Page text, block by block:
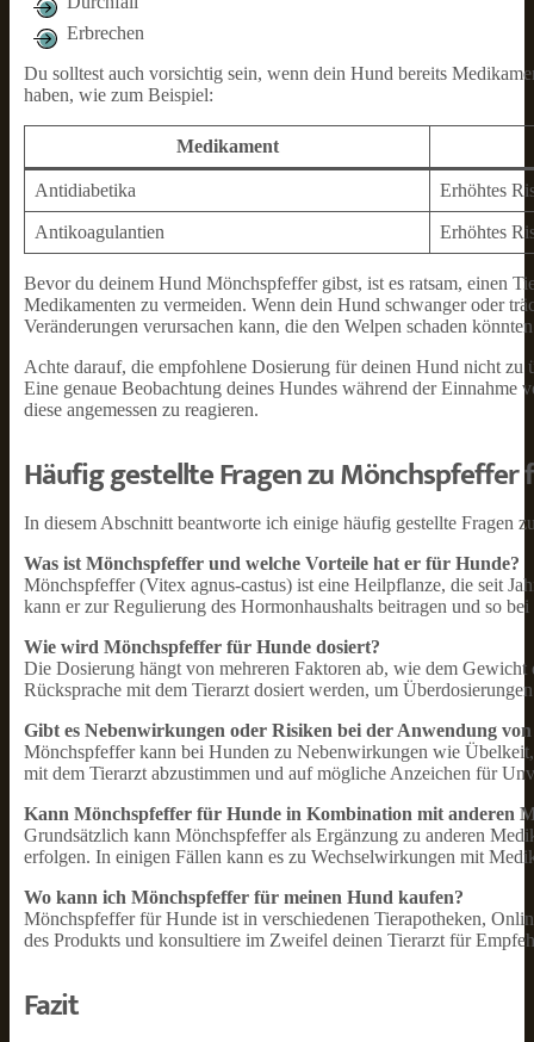
Erbrechen
Du solltest auch vorsichtig sein, wenn dein Hund bereits
haben, wie zum Beispiel:
Medikament
Antidiabetika Erhöhtes
Antikoagulantien Erhöhtes
Bevor du deinem Hund Mönchspfeffer gibst, ist es ratsam, einen
Medikamenten zu vermeiden. Wenn dein Hund schwanger oder
Veränderungen verursachen kann, die den Welpen schaden
Achte darauf, die empfohlene Dosierung für deinen Hund nicht
Eine genaue Beobachtung deines Hundes während der
diese angemessen zu reagieren.
Häufig gestellte Fragen zu Mönchspfeffer
In diesem Abschnitt beantworte ich einige häufig gestellte Fragen
Was ist Mönchspfeffer und welche Vorteile hat er für Hunde?
Mönchspfeffer (Vitex agnus-castus) ist eine Heilpflanze, die seit
kann er zur Regulierung des Hormonhaushalts beitragen und so
Wie wird Mönchspfeffer für Hunde dosiert?
Die Dosierung hängt von mehreren Faktoren ab, wie dem
Rücksprache mit dem Tierarzt dosiert werden, um
Gibt es Nebenwirkungen oder Risiken bei der Anwendung
Mönchspfeffer kann bei Hunden zu Nebenwirkungen wie
mit dem Tierarzt abzustimmen und auf mögliche Anzeichen für
Kann Mönchspfeffer für Hunde in Kombination mit anderen
Grundsätzlich kann Mönchspfeffer als Ergänzung zu anderen
erfolgen. In einigen Fällen kann es zu Wechselwirkungen mit
Wo kann ich Mönchspfeffer für meinen Hund kaufen?
Mönchspfeffer für Hunde ist in verschiedenen Tierapotheken,
des Produkts und konsultiere im Zweifel deinen Tierarzt für
Fazit